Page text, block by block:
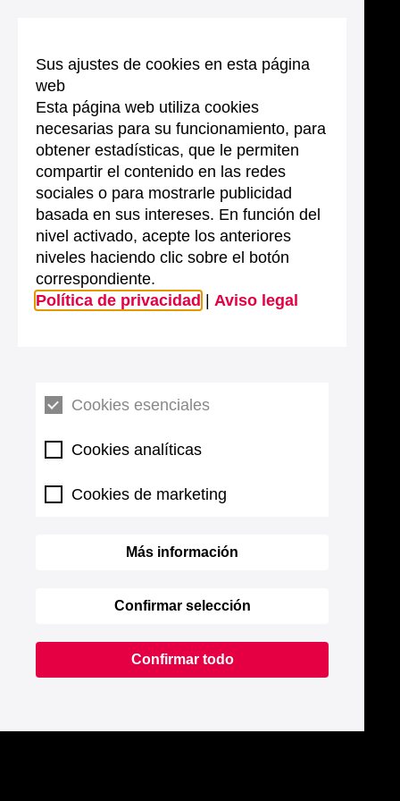
Sus ajustes de cookies en esta página
web
Esta página web utiliza cookies
necesarias para su funcionamiento, para
obtener estadísticas, que le permiten
compartir el contenido en las redes
sociales o para mostrarle publicidad
basada en sus intereses. En función del
nivel activado, acepte los anteriores
niveles haciendo clic sobre el botón
correspondiente.
Política de privacidad
Aviso legal
Cookies esenciales
Cookies analíticas
Cookies de marketing
Más información
Confirmar selección
Confirmar todo